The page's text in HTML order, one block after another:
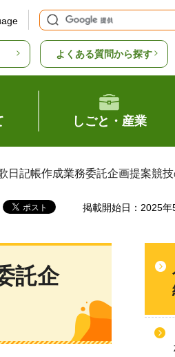
よくある質問から探す
しごと・産業
日記帳作成業務委託企画提案競
掲載開始日：2025年
託企